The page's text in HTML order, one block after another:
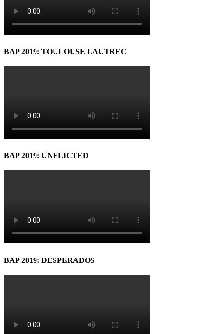
BAP 2019: TOULOUSE LAUTREC
BAP 2019: UNFLICTED
BAP 2019: DESPERADOS